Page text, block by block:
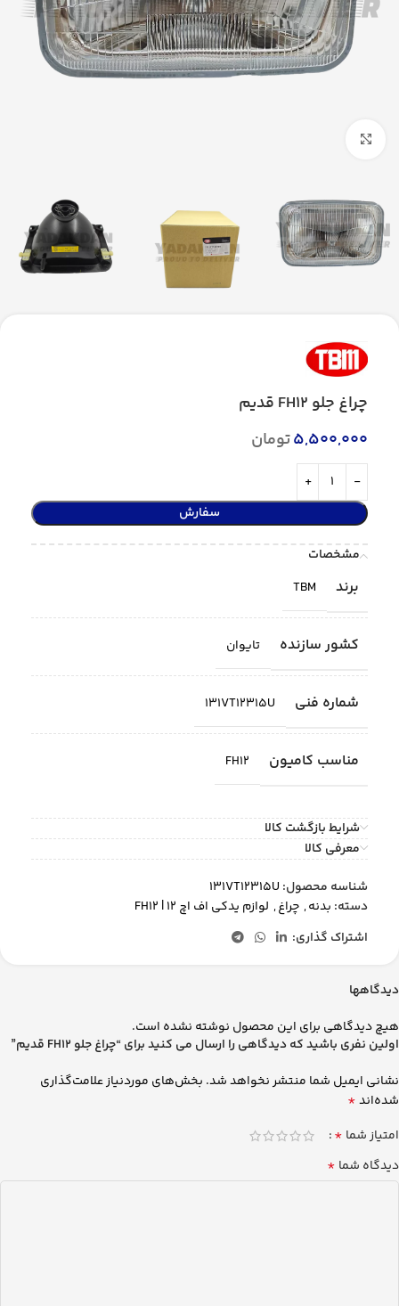
چراغ جلو FH12 قدیم
5,500,000تومان
سفارش
مشخصات
برند TBM
کشور سازنده تایوان
شماره فنی 131VT12315U
مناسب کامیون FH12
شرایط بازگشت کالا
معرفی کالا
شناسه محصول: 131VT12315U
دسته: بدنه, چراغ, لوازم یدکی اف اچ 12 | FH12
اشتراک گذاری:
دیدگاهها
هیچ دیدگاهی برای این محصول نوشته نشده است.
اولین نفری باشید که دیدگاهی را ارسال می کنید برای “چراغ جلو FH12 قدیم”
نشانی ایمیل شما منتشر نخواهد شد. بخش‌های موردنیاز علامت‌گذاری
شده‌اند*
امتیاز شما *
دیدگاه شما *